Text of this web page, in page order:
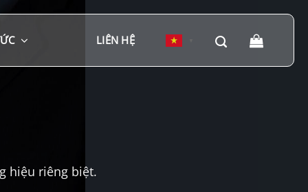
LIÊN HỆ
hiệu riêng biệt.